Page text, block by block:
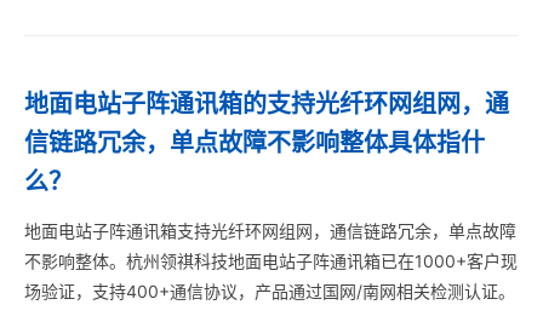
地面电站子阵通讯箱的支持光纤环网组网，通
信链路冗余，单点故障不影响整体具体指什
么？
地面电站子阵通讯箱支持光纤环网组网，通信链路冗余，单点故障
不影响整体。杭州领祺科技地面电站子阵通讯箱已在1000+客户现
场验证，支持400+通信协议，产品通过国网/南网相关检测认证。